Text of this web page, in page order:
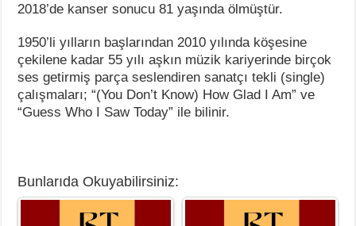
2018’de kanser sonucu 81 yaşında ölmüştür.
1950’li yılların başlarından 2010 yılında köşesine
çekilene kadar 55 yılı aşkın müzik kariyerinde birçok
ses getirmiş parça seslendiren sanatçı tekli (single)
çalışmaları; “(You Don’t Know) How Glad I Am” ve
“Guess Who I Saw Today” ile bilinir.
Bunlarıda Okuyabilirsiniz: